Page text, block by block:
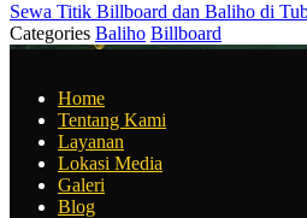
Sewa Titik Billboard dan Baliho di
Categories Baliho Billboard
Home
Tentang Kami
Layanan
Lokasi Media
Galeri
Blog